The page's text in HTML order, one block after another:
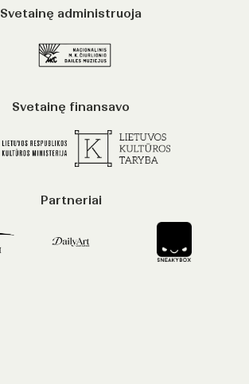
Svetainę administruoja
Svetainę finansavo
Partneriai